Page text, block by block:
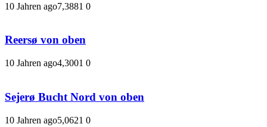
10 Jahren ago7,3881 0
Reersø von oben
10 Jahren ago4,3001 0
Sejerø Bucht Nord von oben
10 Jahren ago5,0621 0